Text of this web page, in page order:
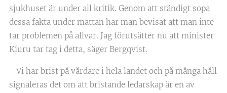
sjukhuset är under all kritik. Genom att ständigt sopa
dessa fakta under mattan har man bevisat att man inte
tar problemen på allvar. Jag förutsätter nu att minister
Kiuru tar tag i detta, säger Bergqvist.
- Vi har brist på vårdare i hela landet och på många håll
signaleras det om att bristande ledarskap är en av